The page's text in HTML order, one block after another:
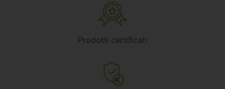
Prodotti certificati